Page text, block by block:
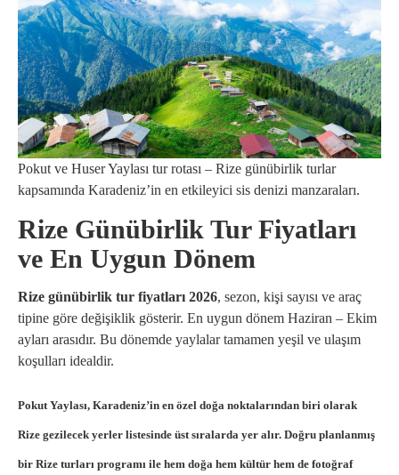
Pokut ve Huser Yaylası tur rotası – Rize günübirlik turlar
kapsamında Karadeniz’in en etkileyici sis denizi manzaraları.
Rize Günübirlik Tur Fiyatları
ve En Uygun Dönem
Rize günübirlik tur fiyatları 2026, sezon, kişi sayısı ve araç
tipine göre değişiklik gösterir. En uygun dönem Haziran – Ekim
ayları arasıdır. Bu dönemde yaylalar tamamen yeşil ve ulaşım
koşulları idealdir.
Pokut Yaylası, Karadeniz’in en özel doğa noktalarından biri olarak
Rize gezilecek yerler listesinde üst sıralarda yer alır. Doğru planlanmış
bir Rize turları programı ile hem doğa hem kültür hem de fotoğraf